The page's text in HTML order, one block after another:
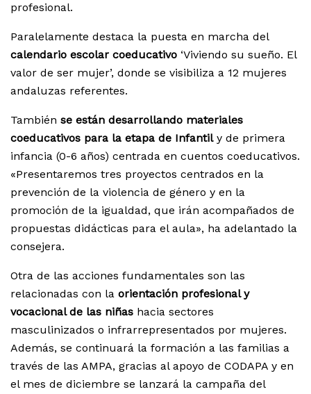
profesional.
Paralelamente destaca la puesta en marcha del
calendario escolar coeducativo ‘Viviendo su sueño. El
valor de ser mujer’, donde se visibiliza a 12 mujeres
andaluzas referentes.
También se están desarrollando materiales
coeducativos para la etapa de Infantily de primera
infancia (0-6 años) centrada en cuentos coeducativos.
«Presentaremos tres proyectos centrados en la
prevención de la violencia de género y en la
promoción de la igualdad, que irán acompañados de
propuestas didácticas para el aula», ha adelantado la
consejera.
Otra de las acciones fundamentales son las
relacionadas con la orientación profesional y
vocacional de las niñas hacia sectores
masculinizados o infrarrepresentados por mujeres.
Además, se continuará la formación a las familias a
través de las AMPA, gracias al apoyo de CODAPA y en
el mes de diciembre se lanzará la campaña del